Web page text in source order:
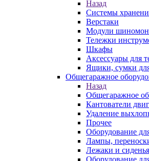
Назад
Системы
Верстаки
Модули
Тележки
Шкафы
Аксессуары для
Ящики, сумки
Общегаражное
Назад
Общегаражное
Кантователи
Удаление
Прочее
Оборудование
Лампы,
Лежаки и сиденья
Оборудование